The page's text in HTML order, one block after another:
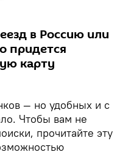
в Россию или
придется
карту
— но удобных и с
Чтобы вам не
прочитайте эту